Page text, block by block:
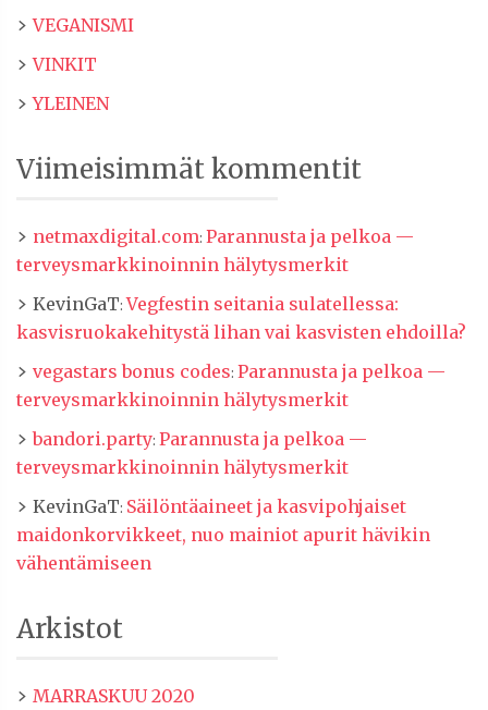
VEGANISMI
VINKIT
YLEINEN
Viimeisimmät kommentit
netmaxdigital.com: Parannusta ja pelkoa —
terveysmarkkinoinnin hälytysmerkit
KevinGaT: Vegfestin seitania sulatellessa:
kasvisruokakehitystä lihan vai kasvisten ehdoilla?
vegastars bonus codes: Parannusta ja pelkoa —
terveysmarkkinoinnin hälytysmerkit
bandori.party: Parannusta ja pelkoa —
terveysmarkkinoinnin hälytysmerkit
KevinGaT: Säilöntäaineet ja kasvipohjaiset
maidonkorvikkeet, nuo mainiot apurit hävikin
vähentämiseen
Arkistot
MARRASKUU 2020